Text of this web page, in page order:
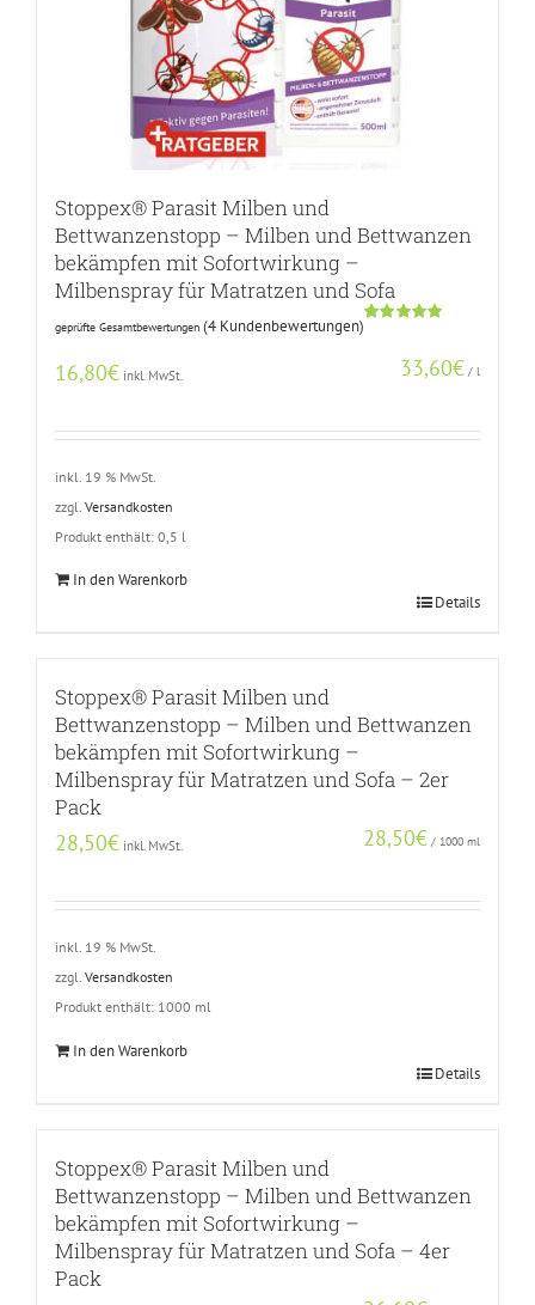
Stoppex® Parasit Milben und
Bettwanzenstopp – Milben und Bettwanzen
bekämpfen mit Sofortwirkung –
Milbenspray für Matratzen und Sofa
von 5,
basierend
geprüfte Gesamtbewertungen (4 Kundenbewertungen)
16,80€ inkl. MwSt. 33,60€ / l
inkl. 19 % MwSt.
zzgl. Versandkosten
Produkt enthält: 0,5 l
In den Warenkorb
Details
Stoppex® Parasit Milben und
Bettwanzenstopp – Milben und Bettwanzen
bekämpfen mit Sofortwirkung –
Milbenspray für Matratzen und Sofa – 2er
Pack
28,50€ inkl. MwSt. 28,50€ / 1000 ml
inkl. 19 % MwSt.
zzgl. Versandkosten
Produkt enthält: 1000 ml
In den Warenkorb
Details
Stoppex® Parasit Milben und
Bettwanzenstopp – Milben und Bettwanzen
bekämpfen mit Sofortwirkung –
Milbenspray für Matratzen und Sofa – 4er
Pack